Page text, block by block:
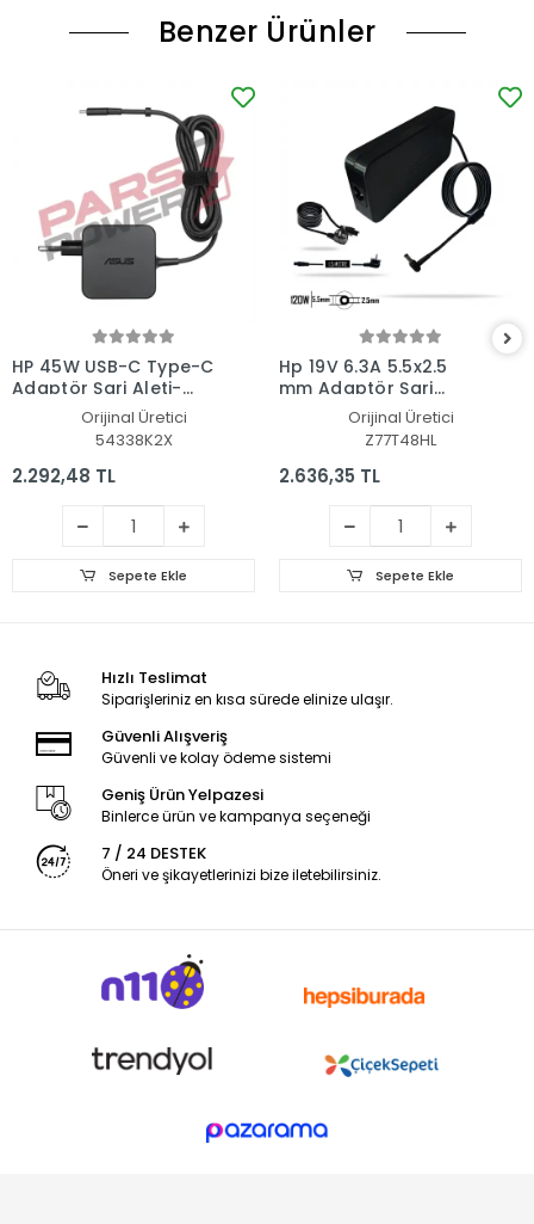
Benzer Ürünler
HP 45W USB-C Type-C
Adaptör Şarj Aleti-
Orijinal Üretici
54338K2X
2.292,48 TL
Sepete Ekle
Hp 19V 6.3A 5.5x2.5
mm Adaptör Şarj
Aleti-CihazıOrijinal Üretici
Z77T48HL
2.636,35 TL
Sepete Ekle
Hızlı Teslimat
Siparişleriniz en kısa sürede elinize ulaşır.
Güvenli Alışveriş
Güvenli ve kolay ödeme sistemi
Geniş Ürün Yelpazesi
Binlerce ürün ve kampanya seçeneği
7 / 24 DESTEK
Öneri ve şikayetlerinizi bize iletebilirsiniz.